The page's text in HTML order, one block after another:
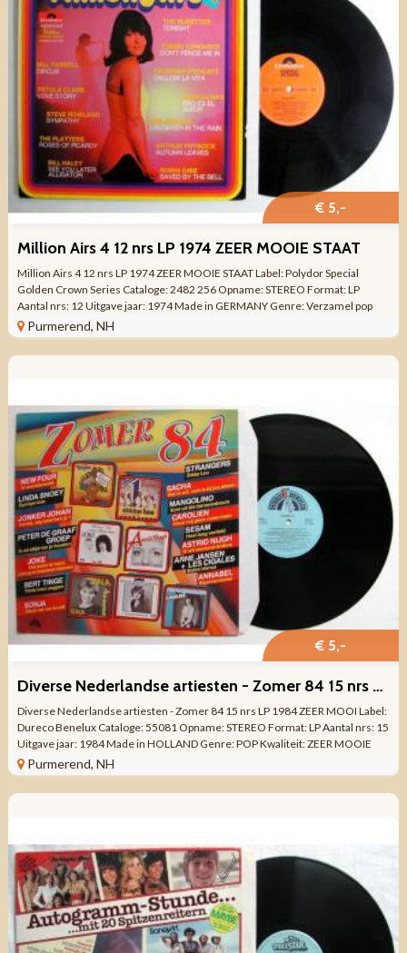
€ 5,-
Million Airs 4 12 nrs LP 1974 ZEER MOOIE STAAT
Million Airs 4 12 nrs LP 1974 ZEER MOOIE STAAT Label: Polydor Special
Golden Crown Series Cataloge: 2482 256 Opname: STEREO Format: LP
Aantal nrs: 12 Uitgave jaar: 1974 Made in GERMANY Genre: Verzamel pop
rock jazz enz ...
Purmerend, NH
€ 5,-
Diverse Nederlandse artiesten - Zomer 84 15 nrs LP ZEER MOOI
Diverse Nederlandse artiesten - Zomer 84 15 nrs LP 1984 ZEER MOOI Label:
Dureco Benelux Cataloge: 55081 Opname: STEREO Format: LP Aantal nrs: 15
Uitgave jaar: 1984 Made in HOLLAND Genre: POP Kwaliteit: ZEER MOOIE
STAAT KANT 1 ...
Purmerend, NH